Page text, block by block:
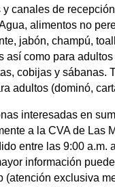
y canales de
alimentos no
jabón, champú,
así como para
cobijas y sábanas.
adultos (dominó,
interesadas en
a la CVA de Las
entre las 9:00 a.m.
información
(atención exclusiva